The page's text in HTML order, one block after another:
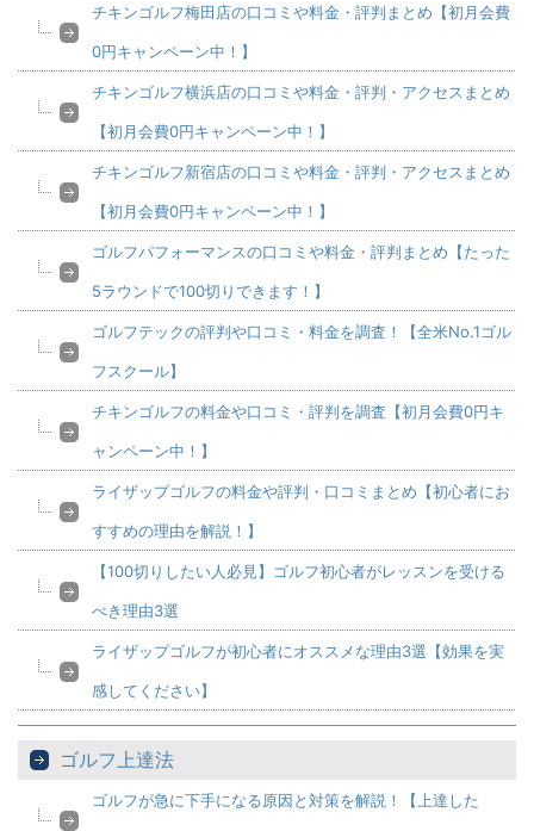
チキンゴルフ梅田店の口コミや料金・評判まとめ【初月会費
0円キャンペーン中！】
チキンゴルフ横浜店の口コミや料金・評判・アクセスまとめ
【初月会費0円キャンペーン中！】
チキンゴルフ新宿店の口コミや料金・評判・アクセスまとめ
【初月会費0円キャンペーン中！】
ゴルフパフォーマンスの口コミや料金・評判まとめ【たった
5ラウンドで100切りできます！】
ゴルフテックの評判や口コミ・料金を調査！【全米No.1ゴル
フスクール】
チキンゴルフの料金や口コミ・評判を調査【初月会費0円キ
ャンペーン中！】
ライザップゴルフの料金や評判・口コミまとめ【初心者にお
すすめの理由を解説！】
【100切りしたい人必見】ゴルフ初心者がレッスンを受ける
べき理由3選
ライザップゴルフが初心者にオススメな理由3選【効果を実
感してください】
ゴルフ上達法
ゴルフが急に下手になる原因と対策を解説！【上達した